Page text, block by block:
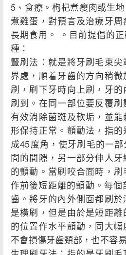
5、食療。枸杞煮瘦肉或生
煮雞蛋，對預言及治療牙
長期食用。 。目前提倡的
種：
豎刷法：就是將牙刷毛束
界處，順着牙齒的方向稍
刷，刷下牙時向上刷，牙
刷到。在同一部位要反覆
有效消除菌斑及軟垢，並
形保持正常。顫動法，指
成45度角，使牙刷毛的一
間的間隙，另一部分伸人
的顫動。當刷咬合面時，刷
作前後短距離的顫動。每
齒。將牙的內外側面都刷
是橫刷，但是由於是短距
的位置作水平顫動，同大幅
不會損傷牙齒頸部，也不容